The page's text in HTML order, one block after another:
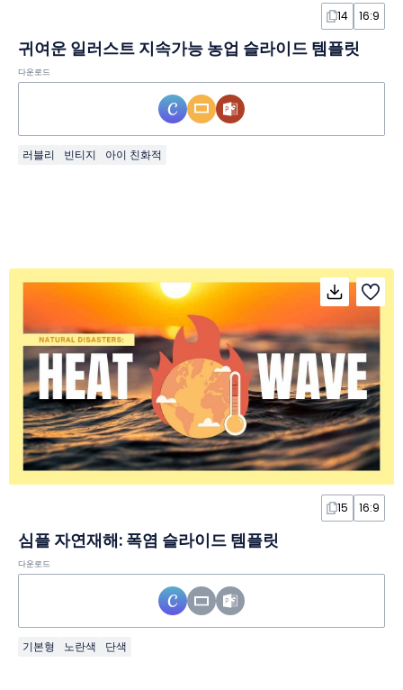
14 16:9
귀여운 일러스트 지속가능 농업 슬라이드 템플릿
다운로드
러블리 빈티지 아이 친화적
15 16:9
심플 자연재해: 폭염 슬라이드 템플릿
다운로드
기본형 노란색 단색